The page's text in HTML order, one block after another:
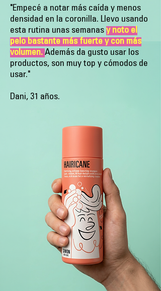
"Empecé a notar más caída y menos
densidad en la coronilla. Llevo usando
esta rutina unas semanas y noto el
pelo bastante más fuerte y con más
volumen. Además da gusto usar los
productos, son muy top y cómodos de
usar."
Dani, 31 años.